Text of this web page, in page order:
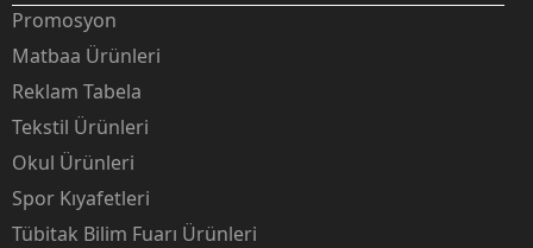
Promosyon
Matbaa Ürünleri
Reklam Tabela
Tekstil Ürünleri
Okul Ürünleri
Spor Kıyafetleri
Tübitak Bilim Fuarı Ürünleri